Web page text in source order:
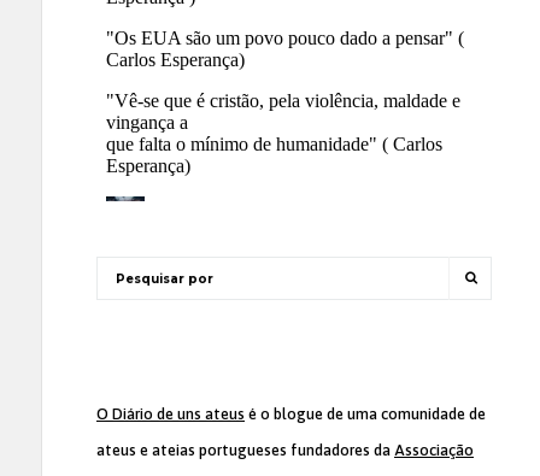
O Diário de uns ateus é o blogue de uma comunidade de
ateus e ateias portugueses fundadores da Associação